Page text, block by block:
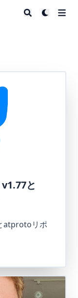
と
atprotoリポ